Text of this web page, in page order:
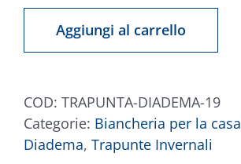
Floreale
Multicolore
Aggiungi al carrello
COD: TRAPUNTA-DIADEMA-19
Categorie: Biancheria per la casa
Diadema, Trapunte Invernali